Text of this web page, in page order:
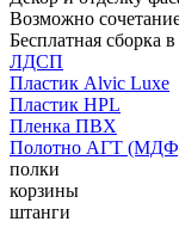
Возможно
Бесплатная сборка
ЛДСП
Пластик Alvic Luxe
Пластик HPL
Пленка ПВХ
Полотно АГТ
полки
корзины
штанги